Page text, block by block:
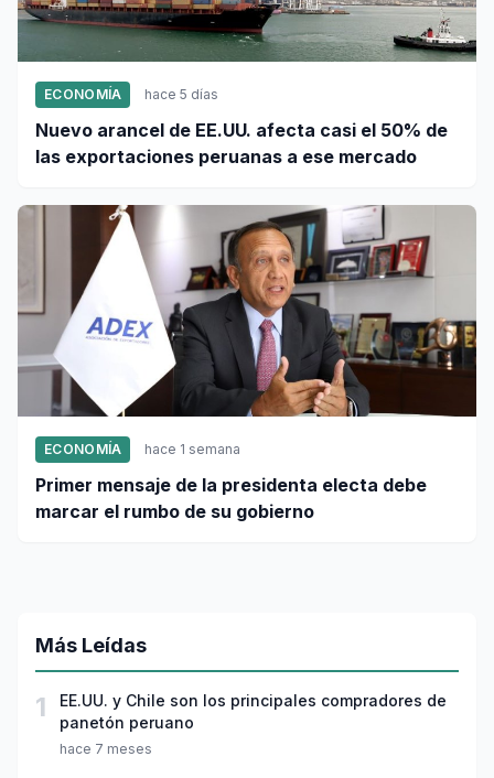
ECONOMÍA hace 5 días
Nuevo arancel de EE.UU. afecta casi el 50% de
las exportaciones peruanas a ese mercado
ECONOMÍA hace 1 semana
Primer mensaje de la presidenta electa debe
marcar el rumbo de su gobierno
Más Leídas
1
EE.UU. y Chile son los principales compradores de
panetón peruano
hace 7 meses